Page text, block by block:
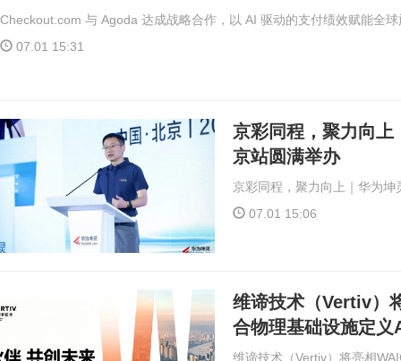
Checkout.com 与 Agoda 达成战略合作，以 AI 驱动的支付绩效赋能全
07.01 15:31
京彩同程，聚力向上
京站圆满举办
京彩同程，聚力向上｜华为
07.01 15:06
维谛技术（Vertiv）
合物理基础设施定义
维谛技术（Vertiv）将亮相